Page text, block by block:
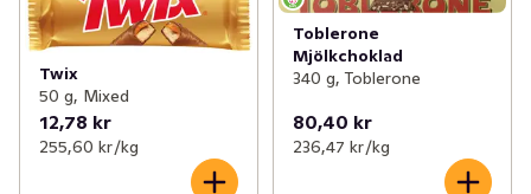
Twix
50 g, Mixed
12,78 kr
255,60 kr /kg
Toblerone
Mjölkchoklad
340 g, Toblerone
80,40 kr
236,47 kr /kg